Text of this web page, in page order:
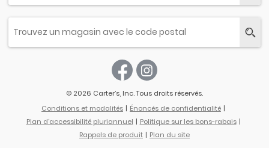
© 2026 Carter’s, Inc. Tous droits réservés.
Conditions et modalités
Énoncés de confidentialité
Plan d'accessibilité pluriannuel
Politique sur les bons-rabais
Rappels de produit
Plan du site